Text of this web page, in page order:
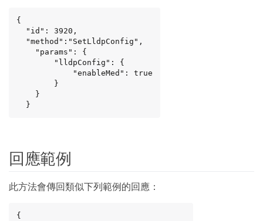
{
  }
回應範例
此方法會傳回類似下列範例的回應：
{